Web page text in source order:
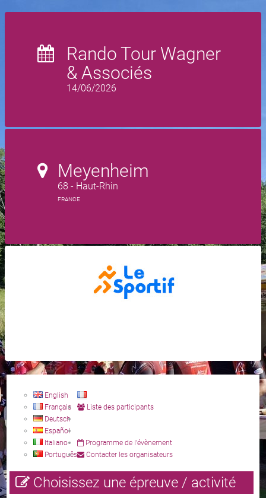
Rando Tour Wagner
& Associés
14/06/2026
Meyenheim
68 - Haut-Rhin
FRANCE
English
Français
Deutsch
Español
Italiano
Português
Liste des participants
Programme de l'évènement
Contacter les organisateurs
Choisissez une épreuve / activité